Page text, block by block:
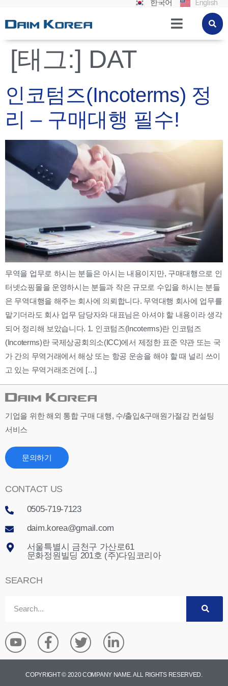
한국어 English
[태그:] DAT
인코텀즈(Incoterms) 정
리 – 구매대행 필수!
무역을 업무로 하시는 분들은 아시는 내용이지만, 구매대행으로 인
터넷쇼핑몰을 운영하시는 분들과 작은 규모로 수입을 하시는 분들
은 무역대행을 해주는 회사에 의뢰합니다. 무역대행 회사에 업무를
맡기더라도 회사 업무 담당자와 대표님은 아셔야 할 내용이라 생각
되어 정리해 보았습니다. 1. 인코텀즈(Incoterms)란 인코텀즈
(Incoterms)란 국제상공회의소(ICC)에서 제정한 표준 약관 또는 국
가 간의 무역거래에서 해상 또는 항공 운송을 해야 할 때 널리 쓰이
고 있는 무역거래조건에 […]
기업을 위한 해외 통합 구매 대행, 수/출입&구매원가절감 컨설팅
서비스
문의하기
CONTACT US
0505-719-7123
daim.korea@gmail.com
서울특별시 금천구 가산로61
문화정원빌딩 201호 (주)다임코리아
SEARCH
COPYRIGHT © 2020 COMPANY NAME. ALL RIGHTS RESERVED.